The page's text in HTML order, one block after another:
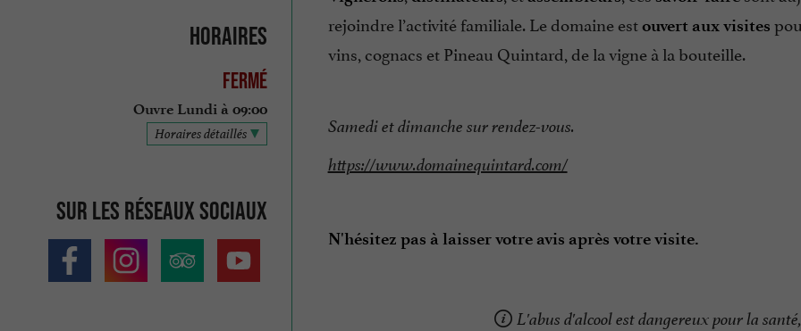
Horaires
Fermé
Ouvre Lundi à 09:00
Horaires détaillés
Sur les réseaux sociaux
rejoindre l’activité familiale. Le domaine estouvert aux visites
vins, cognacs et Pineau Quintard, de la vigne à la bouteille.
Samedi et dimanche sur rendez-vous.
https://www.domainequintard.com/
N'hésitez pas à laisser votre avis après votre visite.
L'abus d'alcool est dangereux pour la